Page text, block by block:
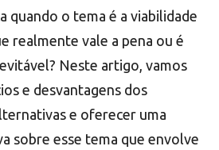
quando o tema é a viabilidade
realmente vale a pena ou é
Neste artigo, vamos
e desvantagens dos
e oferecer uma
sobre esse tema que envolve